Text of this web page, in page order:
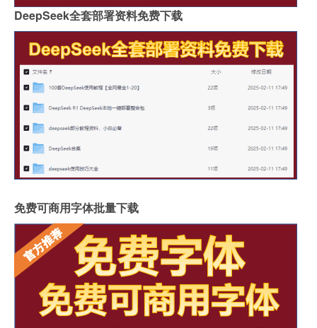
DeepSeek全套部署资料免费下载
免费可商用字体批量下载